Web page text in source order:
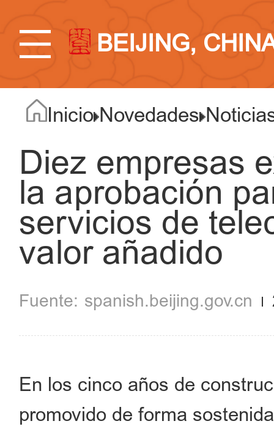
BEIJING,
Inicio Novedades
Diez empresas
la aprobación
servicios de
valor añadido
spanish.beijing.gov.cn
En los cinco años de
promovido de forma